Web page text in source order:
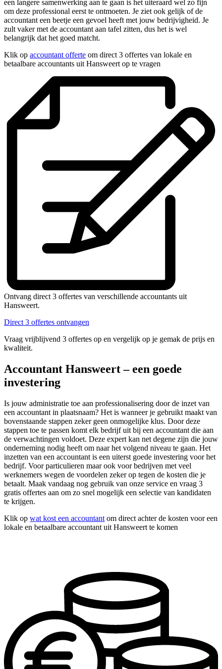
een langere samenwerking aan te gaan is het uiteraard wel zo fijn
om deze professional eerst te ontmoeten. Je ziet ook gelijk of de
accountant een beetje een gevoel heeft met jouw bedrijvigheid. Je
zult vaker met de accountant aan tafel zitten, dus het is wel
belangrijk dat het goed matcht.
Klik op accountant offerte om direct 3 offertes van lokale en
betaalbare accountants uit Hansweert op te vragen
Ontvang direct 3 offertes van verschillende accountants uit
Hansweert.
Direct 3 offertes ontvangen
Vraag vrijblijvend 3 offertes op en vergelijk op je gemak de prijs en
kwaliteit.
Accountant Hansweert – een goede
investering
Is jouw administratie toe aan professionalisering door de inzet van
een accountant in plaatsnaam? Het is wanneer je gebruikt maakt van
bovenstaande stappen zeker geen onmogelijke klus. Door deze
stappen toe te passen komt elk bedrijf uit bij een accountant die aan
de verwachtingen voldoet. Deze expert kan net degene zijn die jouw
onderneming nodig heeft om naar het volgend niveau te gaan. Het
inzetten van een accountant is een uiterst goede investering voor het
bedrijf. Voor particulieren maar ook voor bedrijven met veel
werknemers wegen de voordelen zeker op tegen de kosten die je
betaalt. Maak vandaag nog gebruik van onze service en vraag 3
gratis offertes aan om zo snel mogelijk een selectie van kandidaten
te krijgen.
Klik op wat kost een accountant om direct achter de kosten voor een
lokale en betaalbare accountant uit Hansweert te komen